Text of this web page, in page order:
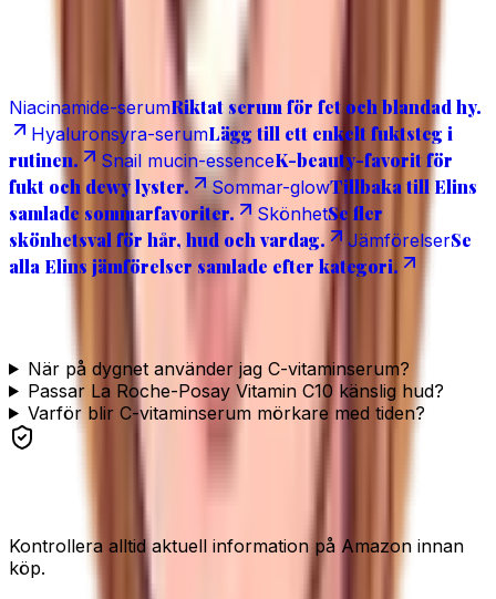
Niacinamide-serumRiktat serum för fet och blandad hy.
Hyaluronsyra-serumLägg till ett enkelt fuktsteg i
rutinen.
Snail mucin-essenceK-beauty-favorit för
fukt och dewy lyster.
Sommar-glowTillbaka till Elins
samlade sommarfavoriter.
SkönhetSe fler
skönhetsval för hår, hud och vardag.
JämförelserSe
alla Elins jämförelser samlade efter kategori.
När på dygnet använder jag C-vitaminserum?
Passar La Roche-Posay Vitamin C10 känslig hud?
Varför blir C-vitaminserum mörkare med tiden?
Se produkten
Kontrollera alltid aktuell information på Amazon innan
köp.